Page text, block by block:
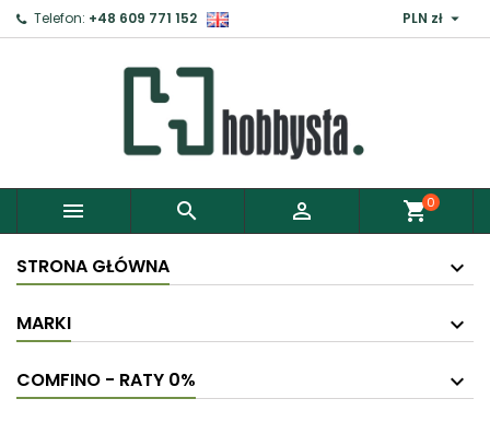
Telefon: +48 609 771 152 PLN zł 
   shopping_cart0
STRONA GŁÓWNA
MARKI
COMFINO - RATY 0%